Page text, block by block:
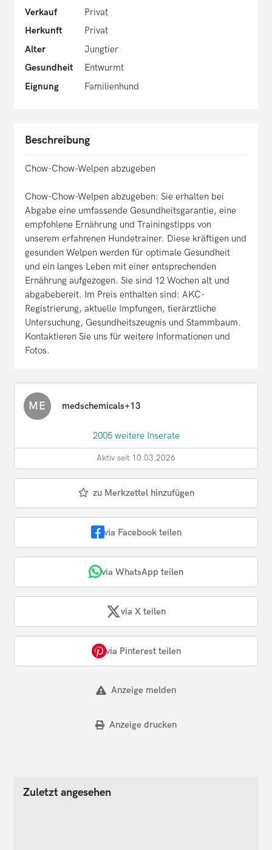
Verkauf
Privat
Herkunft
Privat
Alter
Jungtier
Gesundheit
Entwurmt
Eignung
Familienhund
Beschreibung
Chow-Chow-Welpen abzugeben
Chow-Chow-Welpen abzugeben: Sie erhalten bei
Abgabe eine umfassende Gesundheitsgarantie, eine
empfohlene Ernährung und Trainingstipps von
unserem erfahrenen Hundetrainer. Diese kräftigen und
gesunden Welpen werden für optimale Gesundheit
und ein langes Leben mit einer entsprechenden
Ernährung aufgezogen. Sie sind 12 Wochen alt und
abgabebereit. Im Preis enthalten sind: AKC-
Registrierung, aktuelle Impfungen, tierärztliche
Untersuchung, Gesundheitszeugnis und Stammbaum.
Kontaktieren Sie uns für weitere Informationen und
Fotos.
ME medschemicals+13
2005 weitere Inserate
Aktiv seit 10.03.2026
zu Merkzettel hinzufügen
via Facebook teilen
via WhatsApp teilen
via X teilen
via Pinterest teilen
Anzeige melden
Anzeige drucken
Zuletzt angesehen